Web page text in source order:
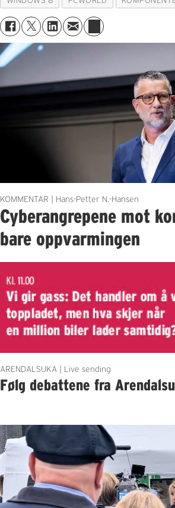
KOMMENTAR | Hans-Petter N.-Hansen
Cyberangrepene mot
bare oppvarmingen
ARENDALSUKA | Live sending
Følg debattene fra